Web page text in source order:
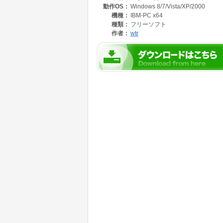
Object Upper (ファイルのみ移動)
Object Upper (フォルダのみコピー)
Object Upper (フォルダのみ移動)
■主な特徴
・コンテキストメニューに登録することにより
動作OS： Windows 8/7/Vista/XP/2000
機種：
IBM-PC x64
種類： フリーソフト
作者： wtr